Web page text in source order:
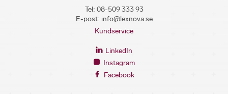
Tel: 08-509 333 93
E-post: info@lexnova.se
Kundservice
LinkedIn
Instagram
Facebook